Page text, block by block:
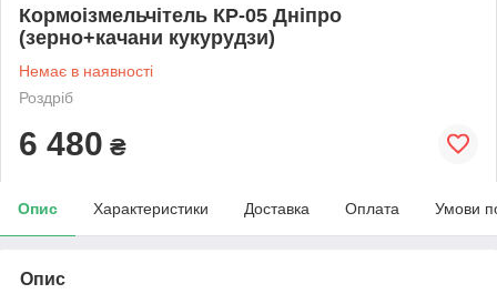
Кормоізмельчітель КР-05 Дніпро
(зерно+качани кукурудзи)
Немає в наявності
Роздріб
6 480 ₴
Опис Характеристики Доставка Оплата Умови
Опис